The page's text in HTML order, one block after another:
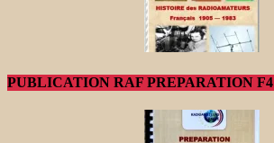
PUBLICATION RAF PREPARATION F4